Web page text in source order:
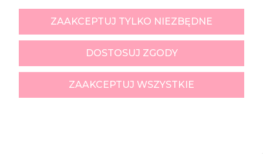
ZAAKCEPTUJ TYLKO NIEZBĘDNE
DOSTOSUJ ZGODY
ZAAKCEPTUJ WSZYSTKIE